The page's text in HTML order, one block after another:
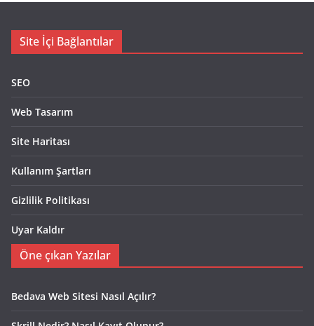
Site İçi Bağlantılar
SEO
Web Tasarım
Site Haritası
Kullanım Şartları
Gizlilik Politikası
Uyar Kaldır
Öne çıkan Yazılar
Bedava Web Sitesi Nasıl Açılır?